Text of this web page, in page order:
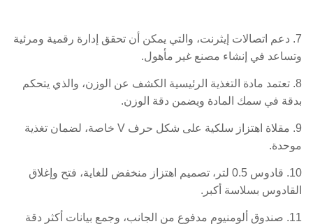
7. دعم اتصالات إيثرنت، والتي يمكن أن تحقق إدارة رقمية ومرئية
وتساعد في إنشاء مصنع غير مأهول.
8. تعتمد مادة التغذية الرئيسية الكشف عن الوزن، والذي يتحكم
بدقة في سمك المادة ويضمن دقة الوزن.
9. مقلاة اهتزاز سلكية على شكل حرف V خاصة، لضمان تغذية
موحدة.
10. قادوس 0.5 لتر، تصميم اهتزاز منخفض للغاية، فتح وإغلاق
القادوس بسلاسة أكبر.
11. صندوق ألومنيوم مدفوع من الجانب، وجمع بيانات أكثر دقة